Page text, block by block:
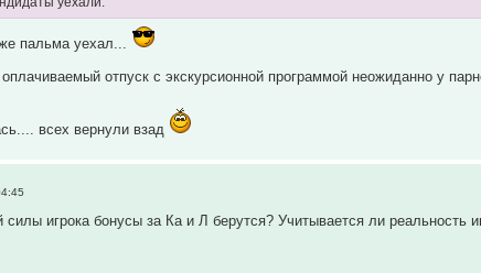
пальма уехал...
отпуск с экскурсионной программой неожиданно у
всех вернули взад
силы игрока бонусы за Ка и Л берутся? Учитывается ли реальность